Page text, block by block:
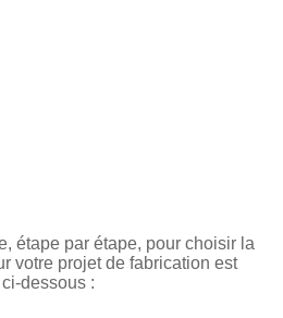
étape par étape, pour choisir la
votre projet de fabrication est
dessous :